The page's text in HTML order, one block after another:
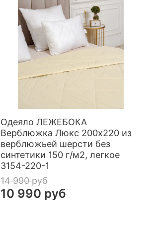
Одеяло ЛЕЖЕБОКА
Верблюжка Люкс 200х220 из
верблюжьей шерсти без
синтетики 150 г/м2, легкое
3154-220-1
14 990 руб
10 990 руб